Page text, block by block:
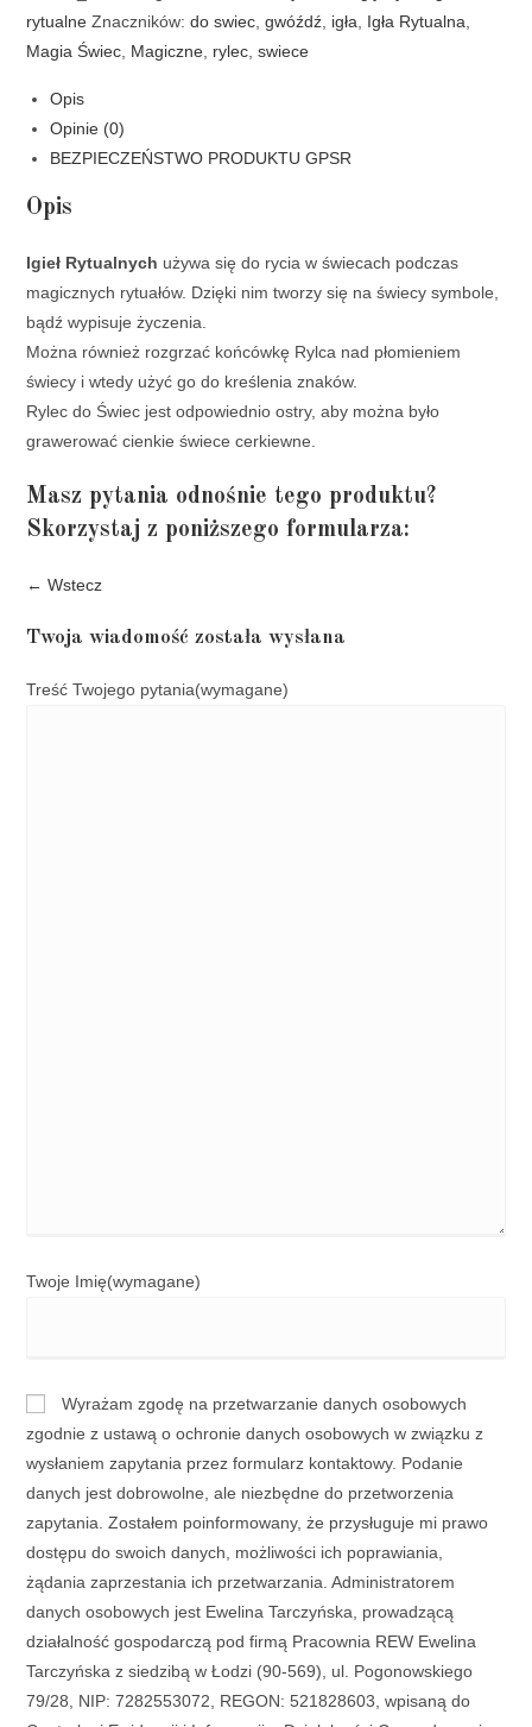
rytualne Znaczników:do swiec ,gwóźdź igła Igła Rytualna
Magia Świec Magiczne rylec ,swiece
Opis
Opinie (0)
BEZPIECZEŃSTWO PRODUKTU GPSR
Opis
Igieł Rytualnych używa się do rycia w świecach podczas
magicznych rytuałów. Dzięki nim tworzy się na świecy symbole,
bądź wypisuje życzenia.
Można również rozgrzać końcówkę Rylca nad płomieniem
świecy i wtedy użyć go do kreślenia znaków.
Rylec do Świec jest odpowiednio ostry, aby można było
grawerować cienkie świece cerkiewne.
Masz pytania odnośnie tego produktu?
Skorzystaj z poniższego formularza:
← Wstecz
Twoja wiadomość została wysłana
Treść Twojego pytania(wymagane)
Twoje Imię(wymagane)
Wyrażam zgodę na przetwarzanie danych osobowych
zgodnie z ustawą o ochronie danych osobowych w związku z
wysłaniem zapytania przez formularz kontaktowy. Podanie
danych jest dobrowolne, ale niezbędne do przetworzenia
zapytania. Zostałem poinformowany, że przysługuje mi prawo
dostępu do swoich danych, możliwości ich poprawiania,
żądania zaprzestania ich przetwarzania. Administratorem
danych osobowych jest Ewelina Tarczyńska, prowadzącą
działalność gospodarczą pod firmą Pracownia REW Ewelina
Tarczyńska z siedzibą w Łodzi (90-569), ul. Pogonowskiego
79/28, NIP: 7282553072, REGON: 521828603, wpisaną do